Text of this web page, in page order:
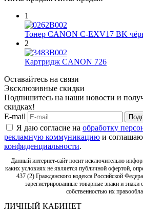
1
Тонер CANON C-EXV17 BK
2
Картридж CANON 726
Оставайтесь на связи
Эксклюзивные скидки
Подпишитесь на наши новости и
скидках!
E-mail
Я даю согласие на обработку
рекламную коммуникацию и
конфиденциальности.
Данный интернет-сайт носит исключительно
каких условиях не является публичной офертой,
437 (2) Гражданского кодекса Российской
зарегистрированные товарные знаки и
собственностью их
ЛИЧНЫЙ КАБИНЕТ